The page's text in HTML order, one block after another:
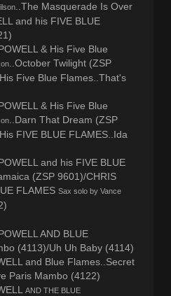
..The Masquerade Is Over
and his FIVE BLUE
& His Five Blue
..October Twilight (ZSP
Five Blue Flames..That's
& His Five Blue
..Darn That Dream (ZSP
FIVE BLUE FLAMES..Ida
and his FIVE BLUE
(ZSP 9601)/CHRIS
FLAMES Sax solo by Vance
AND BLUE
(4113)/Uh Uh Baby (4114)
and Blue Flames..Secret
Paris Mambo (4122)
AND THE BLUE